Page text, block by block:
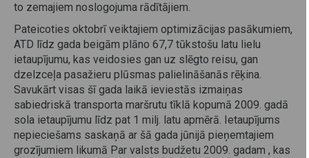
to zemajiem noslogojuma rādītājiem.
Pateicoties oktobrī veiktajiem optimizācijas pasākumiem,
ATD līdz gada beigām plāno 67,7 tūkstošu latu lielu
ietaupījumu, kas veidosies gan uz slēgto reisu, gan
dzelzceļa pasažieru plūsmas palielināšanās rēķina.
Savukārt visas šī gada laikā ieviestās izmaiņas
sabiedriskā transporta maršrutu tīklā kopumā 2009. gadā
sola ietaupījumu līdz pat 1 milj. latu apmērā. Ietaupījums
nepieciešams saskaņā ar šā gada jūnijā pieņemtajiem
grozījumiem likumā Par valsts budžetu 2009. gadam , kas